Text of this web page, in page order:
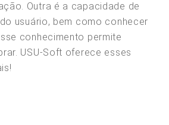
Outra é a capacidade de
usuário, bem como conhecer
conhecimento permite
USU-Soft oferece esses